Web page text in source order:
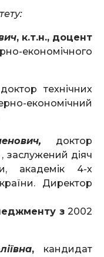
, к.т.н., доцент
економічного
доктор технічних
економічний
доктор
заслужений діяч
академік 4-х
Директор
з2002
, кандидат